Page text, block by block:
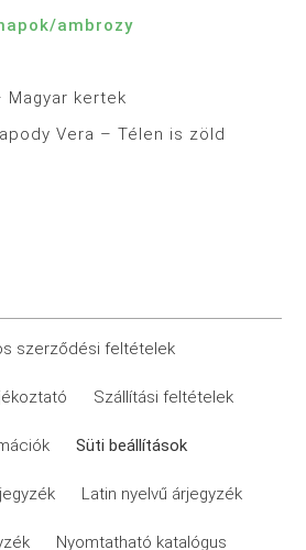
ambrozy
Magyar kertek
Vera – Télen is zöld
szerződési feltételek
Szállítási feltételek
Süti beállítások
Latin nyelvű árjegyzék
Nyomtatható katalógus